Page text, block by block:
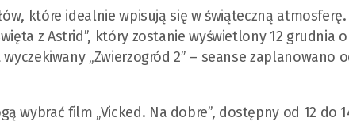
które idealnie wpisują się w świąteczną atmosferę.
z Astrid”, który zostanie wyświetlony 12 grudnia
„Zwierzogród 2” – seanse zaplanowano
wybrać film „Vicked. Na dobre”, dostępny od 12 do